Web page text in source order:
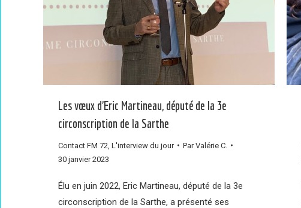
Les vœux d’Eric Martineau, député de la 3e
circonscription de la Sarthe
Contact FM 72 L'interview du jour ParValérie C.
30 janvier 2023
Élu en juin 2022, Eric Martineau, député de la 3e
circonscription de la Sarthe, a présenté ses